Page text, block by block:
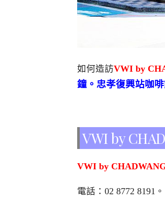
如何造訪VWI by
鐘。忠孝復興站咖
VWI by
VWI by
電話： 02 8772 8191 。